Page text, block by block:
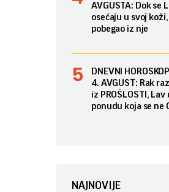
AVGUSTA: Dok se
osećaju u svoj
pobegao iz nje
DNEVNI
4. AVGUST: Rak
iz PROŠLOSTI, Lav
ponudu koja se ne
NAJNOVIJE